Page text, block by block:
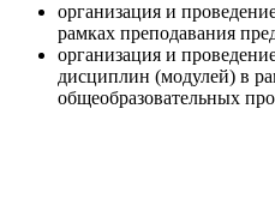
организация и
рамках преподавания
организация и
дисциплин (модулей) в
общеобразовательных